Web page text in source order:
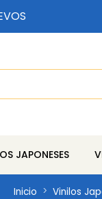
JAPONESES
Inicio Vinilos